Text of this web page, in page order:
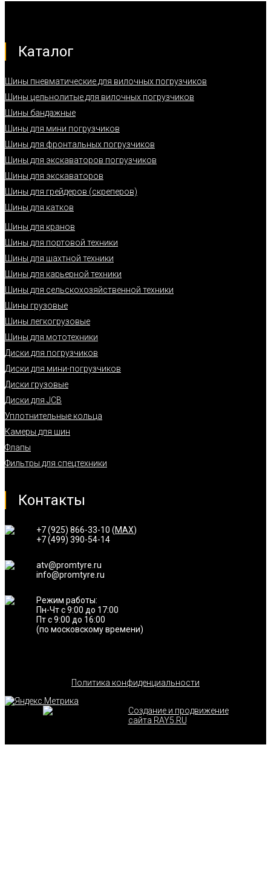
Каталог
Шины пневматические для вилочных погрузчиков
Шины цельнолитые для вилочных погрузчиков
Шины бандажные
Шины для мини погрузчиков
Шины для фронтальных погрузчиков
Шины для экскаваторов погрузчиков
Шины для экскаваторов
Шины для грейдеров (скреперов)
Шины для катков
Шины для кранов
Шины для портовой техники
Шины для шахтной техники
Шины для карьерной техники
Шины для сельскохозяйственной техники
Шины грузовые
Шины легкогрузовые
Шины для мототехники
Диски для погрузчиков
Диски для мини-погрузчиков
Диски грузовые
Диски для JCB
Уплотнительные кольца
Камеры для шин
Флапы
Фильтры для спецтехники
Контакты
+7 (925) 866-33-10 (MAX)
+7 (499) 390-54-14
atv@promtyre.ru
info@promtyre.ru
Режим работы:
Пн-Чт с 9:00 до 17:00
Пт с 9:00 до 16:00
(по московскому времени)
Политика конфиденциальности
Создание и продвижение
сайта RAY5.RU